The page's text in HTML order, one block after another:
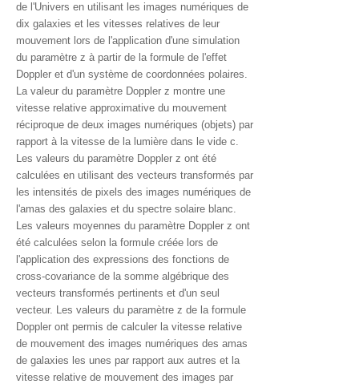
de l'Univers en utilisant les images numériques de
dix galaxies et les vitesses relatives de leur
mouvement lors de l'application d'une simulation
du paramètre z à partir de la formule de l'effet
Doppler et d'un système de coordonnées polaires.
La valeur du paramètre Doppler z montre une
vitesse relative approximative du mouvement
réciproque de deux images numériques (objets) par
rapport à la vitesse de la lumière dans le vide c.
Les valeurs du paramètre Doppler z ont été
calculées en utilisant des vecteurs transformés par
les intensités de pixels des images numériques de
l'amas des galaxies et du spectre solaire blanc.
Les valeurs moyennes du paramètre Doppler z ont
été calculées selon la formule créée lors de
l'application des expressions des fonctions de
cross-covariance de la somme algébrique des
vecteurs transformés pertinents et d'un seul
vecteur. Les valeurs du paramètre z de la formule
Doppler ont permis de calculer la vitesse relative
de mouvement des images numériques des amas
de galaxies les unes par rapport aux autres et la
vitesse relative de mouvement des images par